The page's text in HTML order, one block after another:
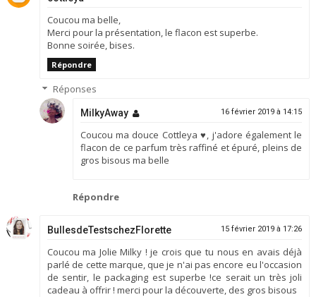
Coucou ma belle,
Merci pour la présentation, le flacon est superbe.
Bonne soirée, bises.
Répondre
Réponses
MilkyAway 16 février 2019 à 14:15
Coucou ma douce Cottleya ♥, j'adore également le
flacon de ce parfum très raffiné et épuré, pleins de
gros bisous ma belle
Répondre
BullesdeTestschezFlorette 15 février 2019 à 17:26
Coucou ma Jolie Milky ! je crois que tu nous en avais déjà
parlé de cette marque, que je n'ai pas encore eu l'occasion
de sentir, le packaging est superbe !ce serait un très joli
cadeau à offrir ! merci pour la découverte, des gros bisous